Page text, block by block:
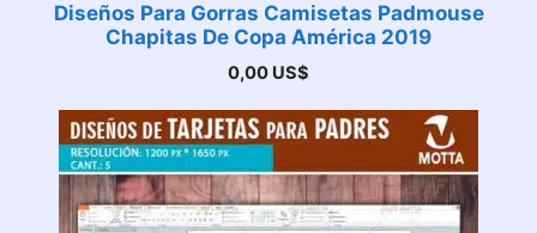
Diseños Para Gorras Camisetas Padmouse
Chapitas De Copa América 2019
0,00 US$